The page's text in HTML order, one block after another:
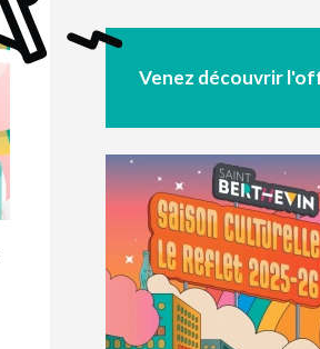
Venez découvrir